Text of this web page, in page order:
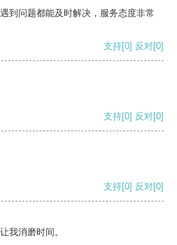
到问题都能及时解决，服务态度非常
支持[0] 反对[0]
支持[0] 反对[0]
支持[0] 反对[0]
我消磨时间。